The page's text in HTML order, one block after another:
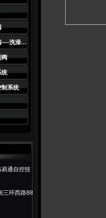
恒温混水控制阀----洗澡水及生活热水系统*
阀
统
制系统
通自控技
三环西路88